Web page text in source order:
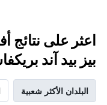
بيز بيد آند
البلدان الأكثر شعبية